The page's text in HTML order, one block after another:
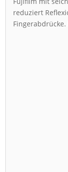
reduziert